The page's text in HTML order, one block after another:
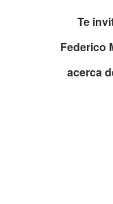
Te
Federico
acerca